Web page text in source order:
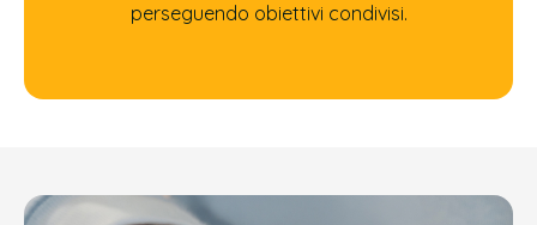
perseguendo obiettivi condivisi.